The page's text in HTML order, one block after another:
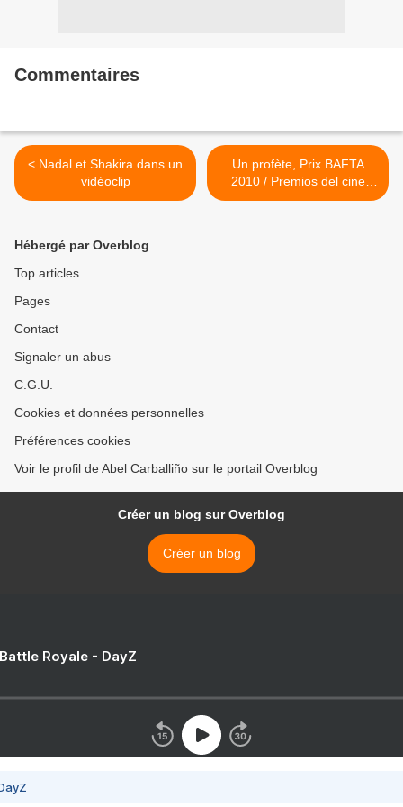
Commentaires
< Nadal et Shakira dans un
vidéoclip
Un profète, Prix BAFTA
2010 / Premios del cine
inglés BAFTA 2010 >
Hébergé par Overblog
Top articles
Pages
Contact
Signaler un abus
C.G.U.
Cookies et données personnelles
Préférences cookies
Voir le profil de Abel Carballiño sur le portail Overblog
Créer un blog sur Overblog
Créer un blog
Royale - DayZ